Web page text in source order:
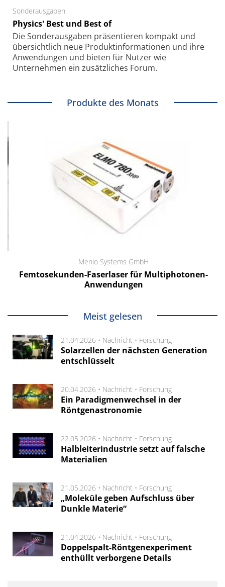
Sonderausgaben
Physics' Best und Best of
Die Sonder­ausgaben präsentieren kompakt und
übersichtlich neue Produkt­informationen und ihre
Anwendungen und bieten für Nutzer wie
Unternehmen ein zusätzliches Forum.
Produkte des Monats
Menlo Systems GmbH
Femtosekunden-Faserlaser für Multiphotonen-
Anwendungen
Meist gelesen
21.04.2026 • Nachricht • Forschung
Solarzellen der nächsten Generation
entschlüsselt
20.04.2026 • Nachricht • Forschung
Ein Paradigmenwechsel in der
Röntgenastronomie
22.05.2026 • Nachricht • Forschung
Halbleiterindustrie setzt auf falsche
Materialien
21.05.2026 • Nachricht • Forschung
„Moleküle geben Aufschluss über
Dunkle Materie“
21.04.2026 • Nachricht • Forschung
Doppelspalt-Röntgenexperiment
enthüllt verborgene Details